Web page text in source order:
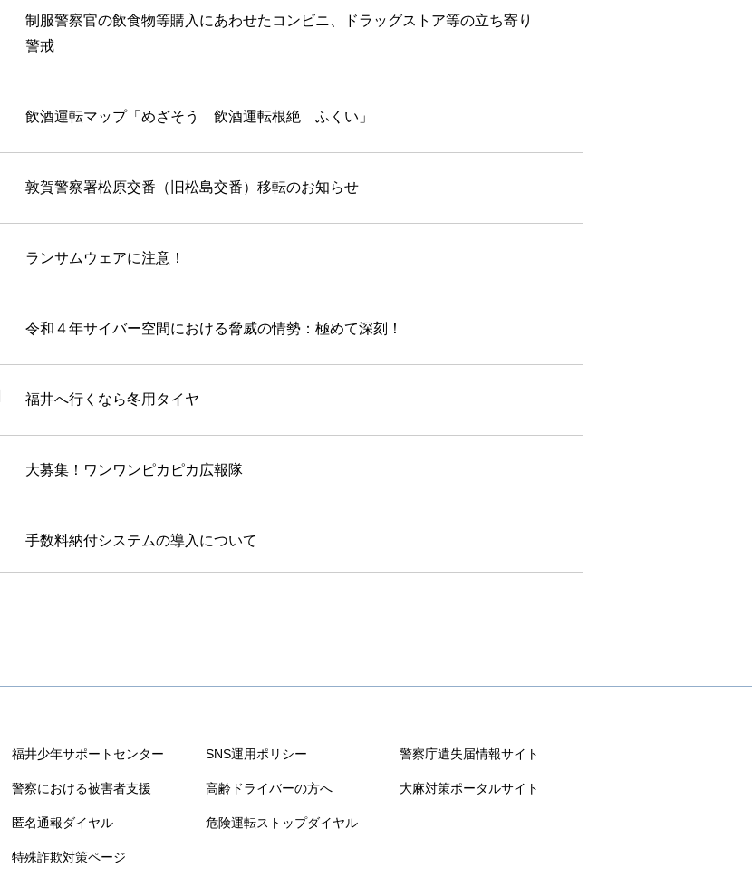
制服警察官の飲食物等購入にあわせたコンビニ、ドラッグストア等の立ち寄り
警戒
飲酒運転マップ「めざそう 飲酒運転根絶 ふくい」
敦賀警察署松原交番（旧松島交番）移転のお知らせ
ランサムウェアに注意！
令和４年サイバー空間における脅威の情勢：極めて深刻！
福井へ行くなら冬用タイヤ
大募集！ワンワンピカピカ広報隊
手数料納付システムの導入について
福井少年サポートセンター
警察における被害者支援
匿名通報ダイヤル
特殊詐欺対策ページ
SNS運用ポリシー
高齢ドライバーの方へ
危険運転ストップダイヤル
警察庁遺失届情報サイト
大麻対策ポータルサイト